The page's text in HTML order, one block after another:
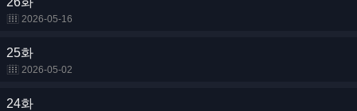
2026-05-16
25화
2026-05-02
24화